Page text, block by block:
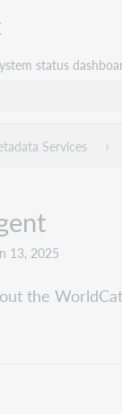
status
expandieren/
Services
13, 2025
the